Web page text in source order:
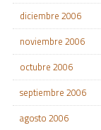
diciembre 2006
noviembre 2006
octubre 2006
septiembre 2006
agosto 2006